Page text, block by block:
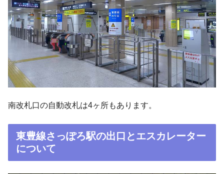
南改札口の自動改札は4ヶ所もあります。
東豊線さっぽろ駅の出口とエスカレーター
について